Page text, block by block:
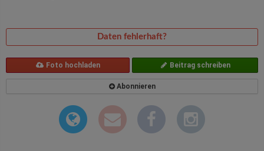
Daten fehlerhaft?
Foto hochladen Beitrag schreiben
Abonnieren
n